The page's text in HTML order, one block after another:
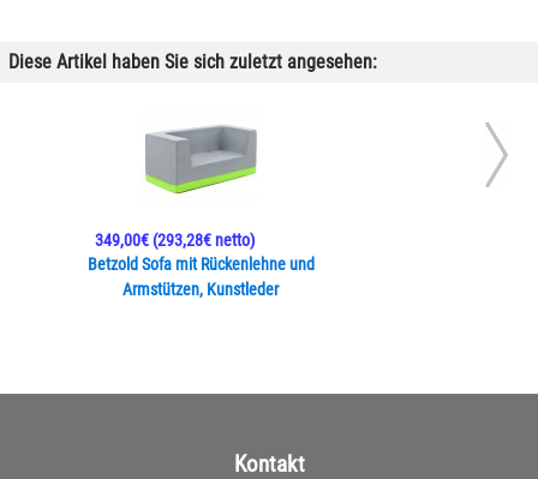
Diese Artikel haben Sie sich zuletzt angesehen:
Betzold Sofa mit Rückenlehne und
Armstützen, Kunstleder
349,00€(293,28€ netto)
Kontakt